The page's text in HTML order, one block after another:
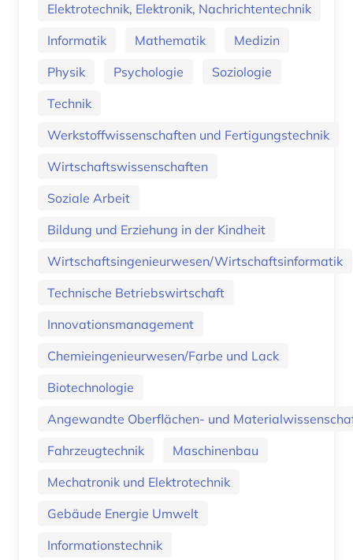
Elektrotechnik, Elektronik, Nachrichtentechnik
Informatik
Mathematik
Medizin
Physik
Psychologie
Soziologie
Technik
Werkstoffwissenschaften und Fertigungstechnik
Wirtschaftswissenschaften
Soziale Arbeit
Bildung und Erziehung in der Kindheit
Wirtschaftsingenieurwesen/Wirtschaftsinformatik
Technische Betriebswirtschaft
Innovationsmanagement
Chemieingenieurwesen/Farbe und Lack
Biotechnologie
Angewandte Oberflächen- und
Fahrzeugtechnik
Maschinenbau
Mechatronik und Elektrotechnik
Gebäude Energie Umwelt
Informationstechnik